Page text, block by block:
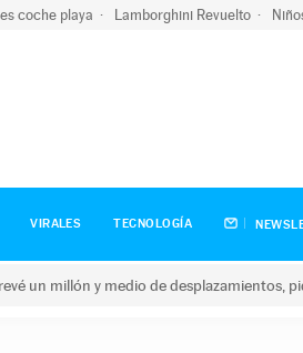
coche playa Lamborghini Revuelto
VIRALES TECNOLOGÍA
un millón y medio de desplazamientos,